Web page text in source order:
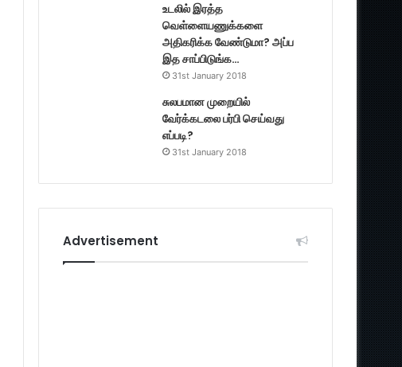
உடலில் இரத்த
வெள்ளையணுக்களை
அதிகரிக்க வேண்டுமா? அப்ப
இத சாப்பிடுங்க…
31st January 2018
சுலபமான முறையில்
வேர்க்கடலை பர்பி செய்வது
எப்படி?
31st January 2018
Advertisement